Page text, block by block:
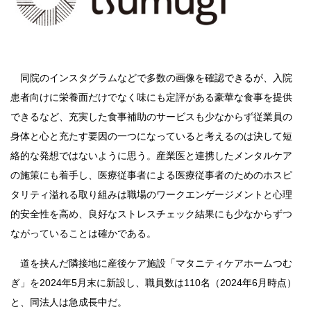
同院のインスタグラムなどで多数の画像を確認できるが、入院
患者向けに栄養面だけでなく味にも定評がある豪華な食事を提供
できるなど、充実した食事補助のサービスも少なからず従業員の
身体と心と充たす要因の一つになっていると考えるのは決して短
絡的な発想ではないように思う。産業医と連携したメンタルケア
の施策にも着手し、医療従事者による医療従事者のためのホスピ
タリティ溢れる取り組みは職場のワークエンゲージメントと心理
的安全性を高め、良好なストレスチェック結果にも少なからずつ
ながっていることは確かである。
道を挟んだ隣接地に産後ケア施設「マタニティケアホームつむ
ぎ」を2024年5月末に新設し、職員数は110名（2024年6月時点）
と、同法人は急成長中だ。